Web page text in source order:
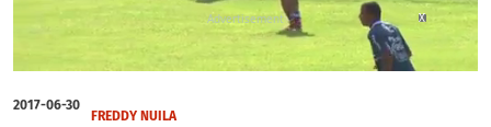
seconds
of
X
X
2017-06-30
FREDDY NUILA